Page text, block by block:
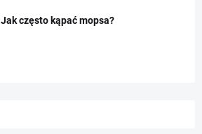
Jak często kąpać mopsa?